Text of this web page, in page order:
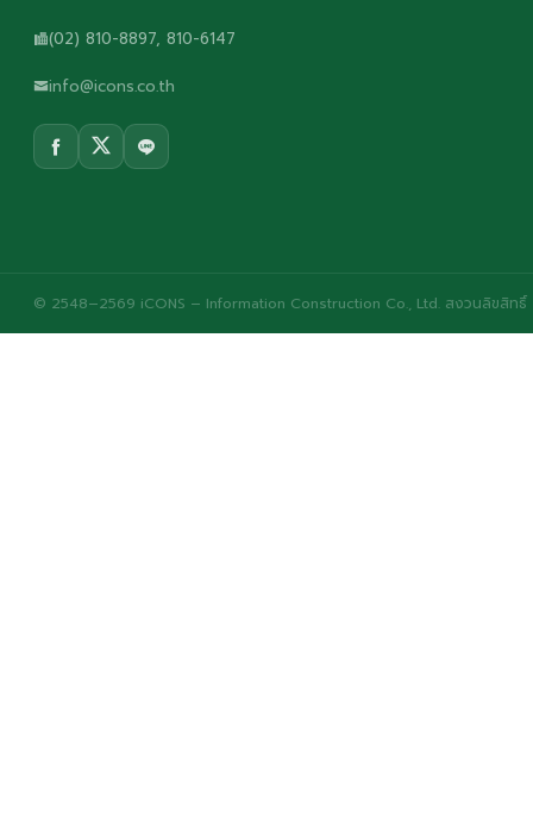
(02) 810-8897, 810-6147
info@icons.co.th
© 2548–2569 iCONS – Information Construction Co., Ltd. สงวนลิขสิทธิ์